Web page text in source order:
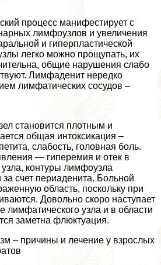
процесс манифестирует с
лимфоузлов и увеличения
и гиперпластической
легко можно прощупать, их
общие нарушения слабо
Лимфаденит нередко
лимфатических сосудов –
становится плотным и
общая интоксикация –
слабость, головная боль.
— гиперемия и отек в
контуры лимфоузла
за счет периаденита. Больной
область, поскольку при
Довольно скоро наступает
лимфатического узла и в области
заметна флюктуация.
– причины и лечение у взрослых